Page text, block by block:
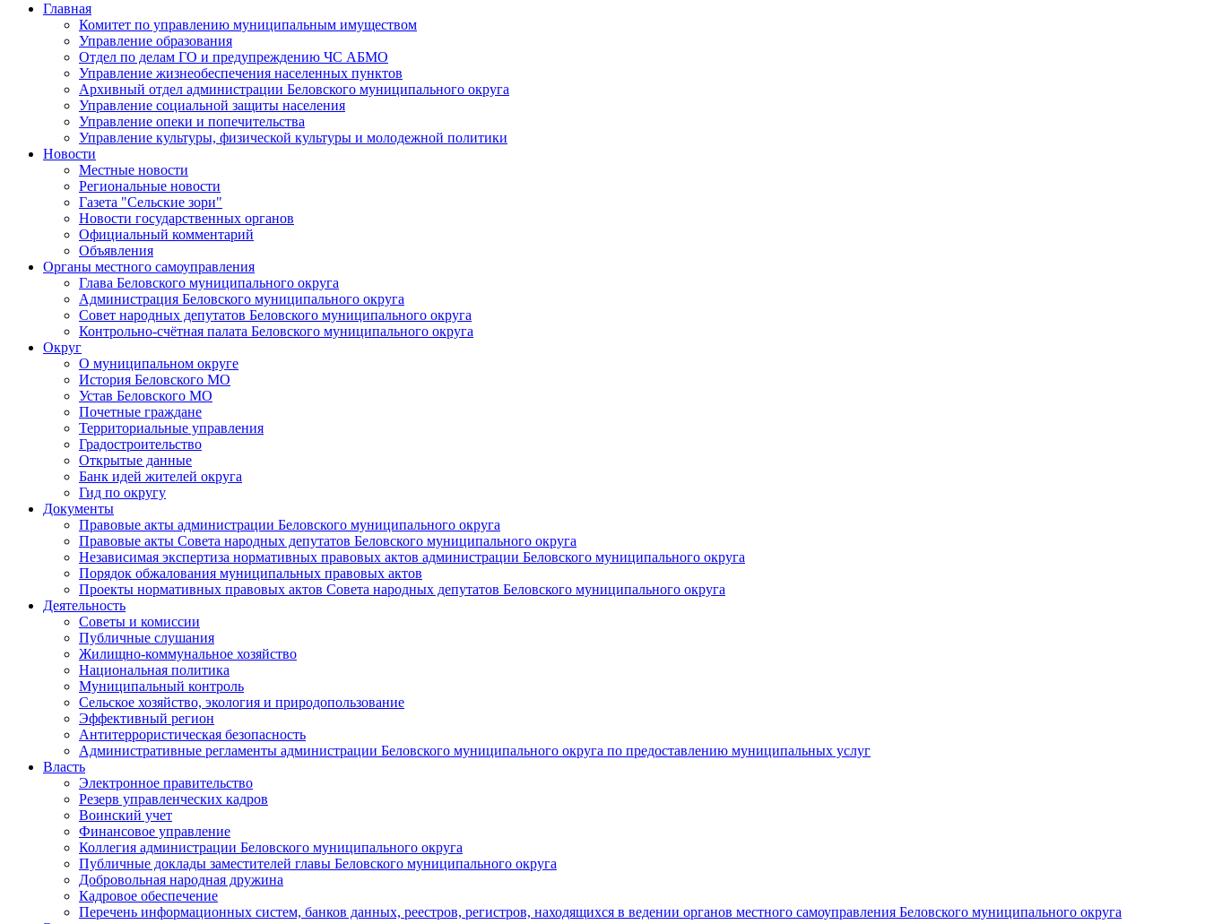
Главная
Комитет по управлению муниципальным имуществом
Управление образования
Отдел по делам ГО и предупреждению ЧС АБМО
Управление жизнеобеспечения населенных пунктов
Архивный отдел администрации Беловского муниципального округа
Управление социальной защиты населения
Управление опеки и попечительства
Управление культуры, физической культуры и молодежной политики
Новости
Местные новости
Региональные новости
Газета "Сельские зори"
Новости государственных органов
Официальный комментарий
Объявления
Органы местного самоуправления
Глава Беловского муниципального округа
Администрация Беловского муниципального округа
Совет народных депутатов Беловского муниципального округа
Контрольно-счётная палата Беловского муниципального округа
Округ
О муниципальном округе
История Беловского МО
Устав Беловского МО
Почетные граждане
Территориальные управления
Градостроительство
Открытые данные
Банк идей жителей округа
Гид по округу
Документы
Правовые акты администрации Беловского муниципального округа
Правовые акты Совета народных депутатов Беловского муниципального округа
Независимая экспертиза нормативных правовых актов администрации Беловского муниципального округа
Порядок обжалования муниципальных правовых актов
Проекты нормативных правовых актов Совета народных депутатов Беловского муниципального округа
Деятельность
Советы и комиссии
Публичные слушания
Жилищно-коммунальное хозяйство
Национальная политика
Муниципальный контроль
Сельское хозяйство, экология и природопользование
Эффективный регион
Антитеррористическая безопасность
Административные регламенты администрации Беловского муниципального округа по предоставлению муниципальных услуг
Власть
Электронное правительство
Резерв управленческих кадров
Воинский учет
Финансовое управление
Коллегия администрации Беловского муниципального округа
Публичные доклады заместителей главы Беловского муниципального округа
Добровольная народная дружина
Кадровое обеспечение
Перечень информационных систем, банков данных, реестров, регистров, находящихся в ведении органов местного самоуправления Беловского муниципального округа